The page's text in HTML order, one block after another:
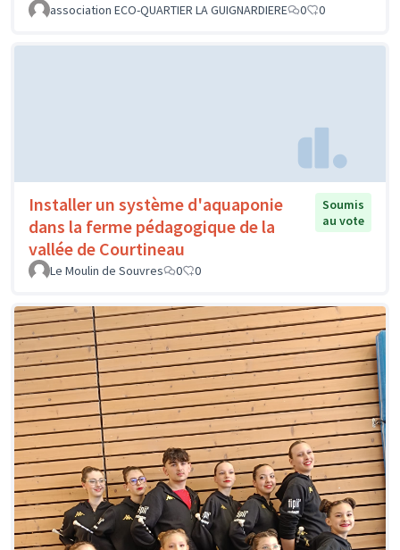
association ECO-QUARTIER LA GUIGNARDIERE 0 0
Installer un système d'aquaponie
dans la ferme pédagogique de la
vallée de Courtineau
Soumis
au vote
Le Moulin de Souvres 0 0